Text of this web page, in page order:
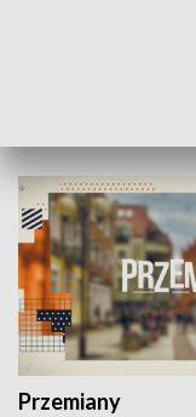
Przemiany